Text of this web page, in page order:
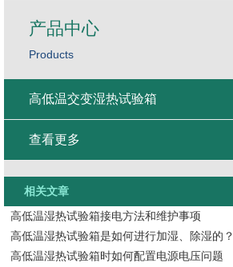
产品中心
Products
高低温交变湿热试验箱
查看更多
相关文章
高低温湿热试验箱接电方法和维护事项
高低温湿热试验箱是如何进行加湿、除湿的？
高低温湿热试验箱时如何配置电源电压问题